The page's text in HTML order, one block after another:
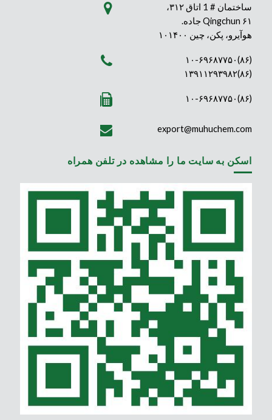
ساختمان # 1 اتاق ۳۱۲،
۶۱ Qingchun جاده.
هوآیرو، پکن، چین ۱۰۱۴۰۰
(۸۶)۱۰-۶۹۶۸۷۷۵۰
(۸۶)۱۳۹۱۱۲۹۳۹۸۲
(۸۶)۱۰-۶۹۶۸۷۷۵۰
export@muhuchem.com
اسکن به سایت ما را مشاهده در تلفن همراه